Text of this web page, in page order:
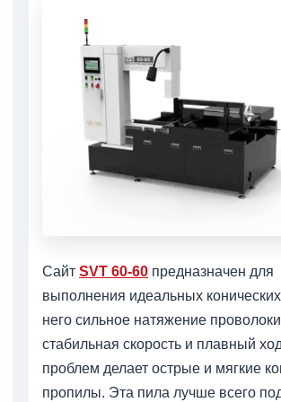
Сайт SVT 60-60 предназначен для
выполнения идеальных
него сильное натяжение
стабильная скорость и плавный
проблем делает острые и мягкие
пропилы. Эта пила лучше всего